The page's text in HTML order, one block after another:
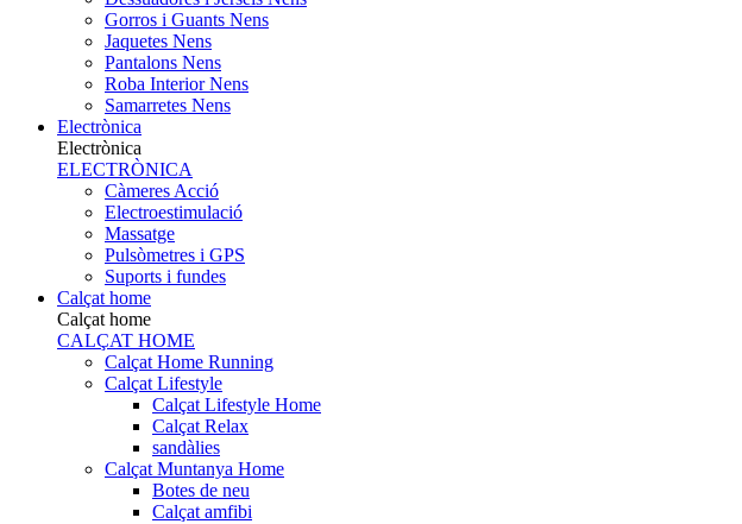
Gorros i Guants Nens
Jaquetes Nens
Pantalons Nens
Roba Interior Nens
Samarretes Nens
Electrònica
Electrònica
ELECTRÒNICA
Càmeres Acció
Electroestimulació
Massatge
Pulsòmetres i GPS
Suports i fundes
Calçat home
Calçat home
CALÇAT HOME
Calçat Home Running
Calçat Lifestyle
Calçat Lifestyle Home
Calçat Relax
sandàlies
Calçat Muntanya Home
Botes de neu
Calçat amfibi